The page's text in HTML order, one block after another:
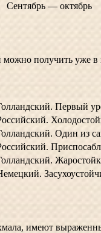
Сентябрь — октябрь
получить уже
Первый
Один из
имеют